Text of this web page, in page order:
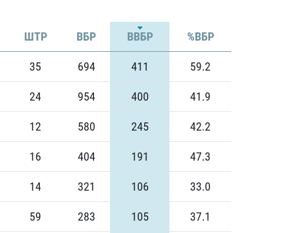
ШТР ВБР ВВБР %ВБР
35 694 411 59.2
24 954 400 41.9
12 580 245 42.2
16 404 191 47.3
14 321 106 33.0
59 283 105 37.1